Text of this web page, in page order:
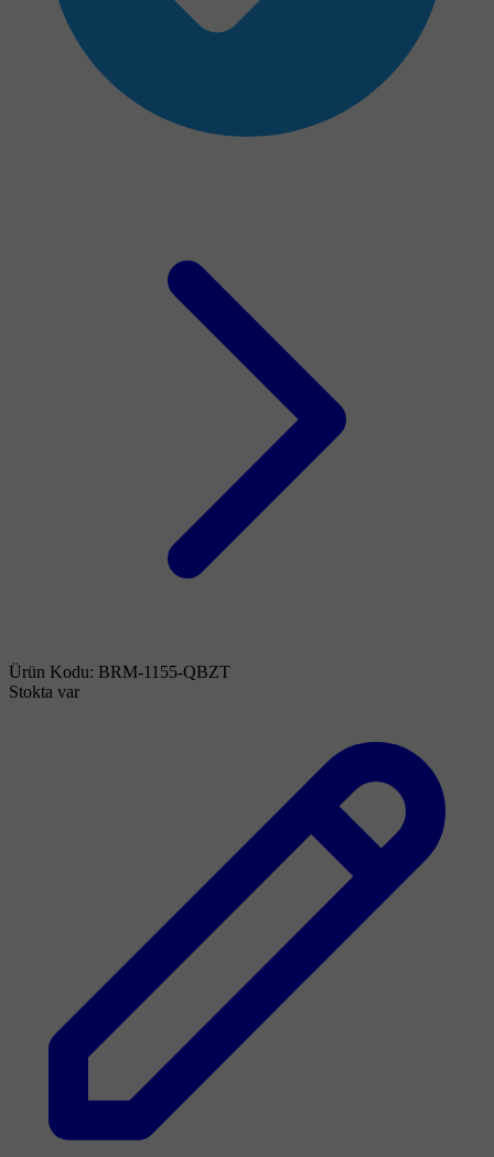
Ürün Kodu: BRM-1155-QBZT
Stokta var